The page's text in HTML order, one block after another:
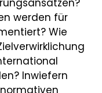
werden für
Wie
Inwiefern